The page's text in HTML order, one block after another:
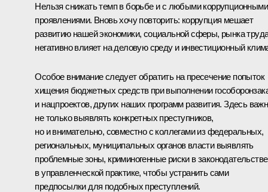
Нельзя снижать темп в борьбе и с любыми коррупционными
проявлениями. Вновь хочу повторить: коррупция мешает
развитию нашей экономики, социальной сферы, рынка
негативно влияет на деловую среду и инвестиционный
Особое внимание следует обратить на пресечение попыток
хищения бюджетных средств при выполнении
и нацпроектов, других наших программ развития. Здесь
не только выявлять конкретных преступников,
но и внимательно, совместно с коллегами из федеральных,
региональных, муниципальных органов власти выявлять
проблемные зоны, криминогенные риски в
в управленческой практике, чтобы устранить сами
предпосылки для подобных преступлений.